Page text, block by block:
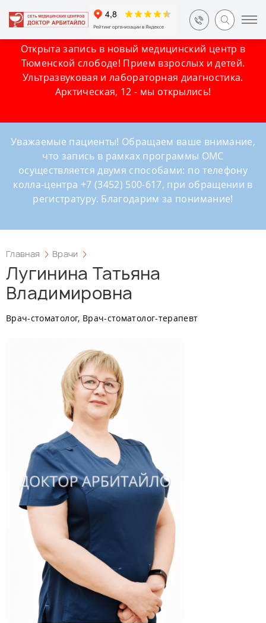
Открыта запись в новый медицинский центр в
Тюменской слободе! Прием взрослых и детей.
Ультразвуковая и лабораторная диагностика.
Арктическая, 12 - мы открылись!
Уважаемые пациенты! Обращаем ваше внимание,
что запись в рамках программы ОМС
осуществляется двумя способами: по телефону
колла-центра +7 (3452) 500-617, при обращении в
регистратуру. Благодарим за понимание!
Главная Врачи
Лугинина Татьяна
Владимировна
Врач-стоматолог, Врач-стоматолог-терапевт